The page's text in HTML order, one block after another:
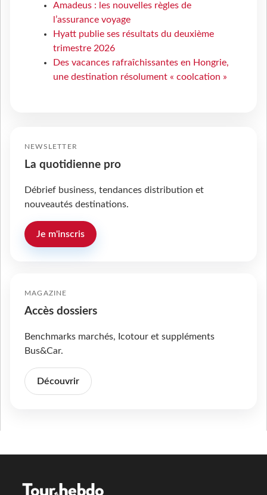
Amadeus : les nouvelles règles de
l’assurance voyage
Hyatt publie ses résultats du deuxième
trimestre 2026
Des vacances rafraîchissantes en Hongrie,
une destination résolument « coolcation »
NEWSLETTER
La quotidienne pro
Débrief business, tendances distribution et
nouveautés destinations.
Je m'inscris
MAGAZINE
Accès dossiers
Benchmarks marchés, Icotour et suppléments
Bus&Car.
Découvrir